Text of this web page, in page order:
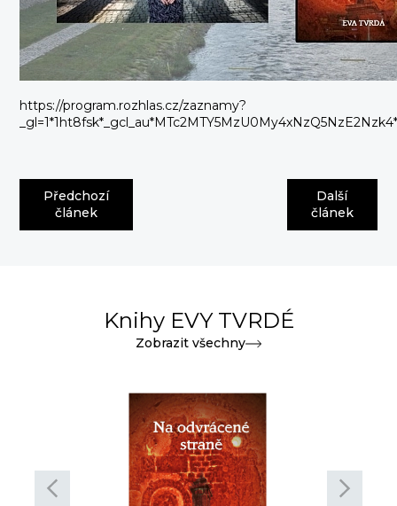
https://program.rozhlas.cz/zaznamy?
Další
článek
Předchozí
článek
Knihy EVY TVRDÉ
Zobrazit všechny